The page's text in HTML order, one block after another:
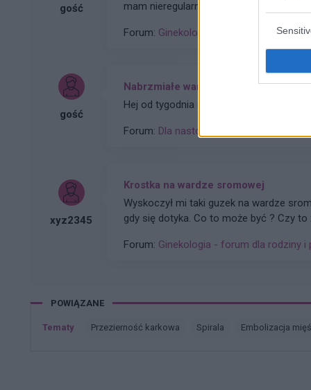
gość
mam nieregularne miesiaczki. Tak się
Forum: Ginekologia - forum dla rodziny i
gość
Nabrzmiałe wargi sromowe
Hej od tygodnia czuje ze mam
Forum: Dla nastolatek
xyz2345
Krostka na wardze sromowej
Wyskoczył mi taki guzek na wardze
gdy się dotyka. Co to może być ? Czy to
Forum: Ginekologia - forum dla rodziny i
POWIĄZANE
Tematy przezierność karkowa spirala embolizacja